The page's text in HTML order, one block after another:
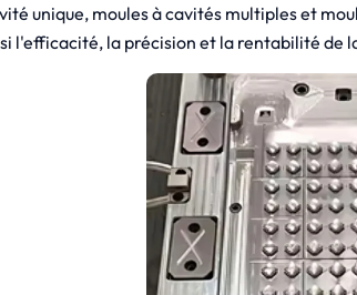
unique, moules à cavités multiples et
l'efficacité, la précision et la rentabilité de